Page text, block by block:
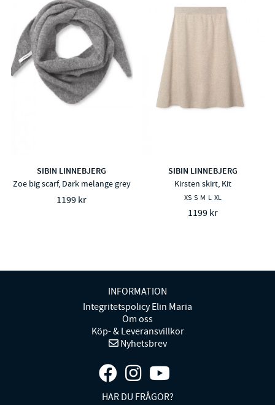
SIBIN LINNEBJERG
Zoe big scarf, Dark melange grey
1199 kr
SIBIN LINNEBJERG
Kirsten skirt, Kit
XS S M L XL
1199 kr
INFORMATION
Integritetspolicy Elin Maria
Om oss
Köp- & Leveransvillkor
Nyhetsbrev
HAR DU FRÅGOR?